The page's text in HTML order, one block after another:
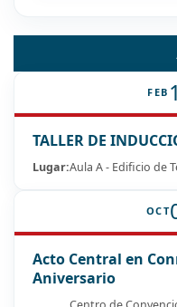
FEB
TALLER DE
Lugar:Aula A - Edificio de
OCT
Acto Central en
Aniversario